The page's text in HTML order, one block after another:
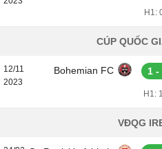
H1:
CÚP QUỐC
12/11
2023
Bohemian FC 1 -
H1:
VĐQG